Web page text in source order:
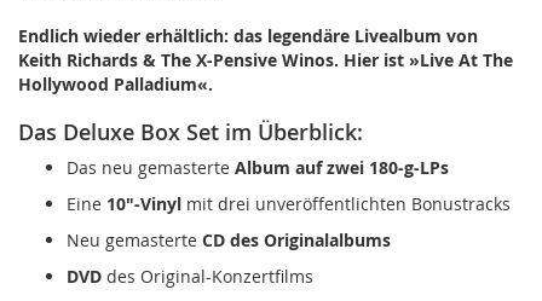
Endlich wieder erhältlich: das legendäre Livealbum von
Keith Richards & The X-Pensive Winos. Hier ist »Live At The
Hollywood Palladium«.
Das Deluxe Box Set im Überblick:
Das neu gemasterte Album auf zwei 180-g-LPs
Eine 10"-Vinyl mit drei unveröffentlichten Bonustracks
Neu gemasterte CD des Originalalbums
DVD des Original-Konzertfilms